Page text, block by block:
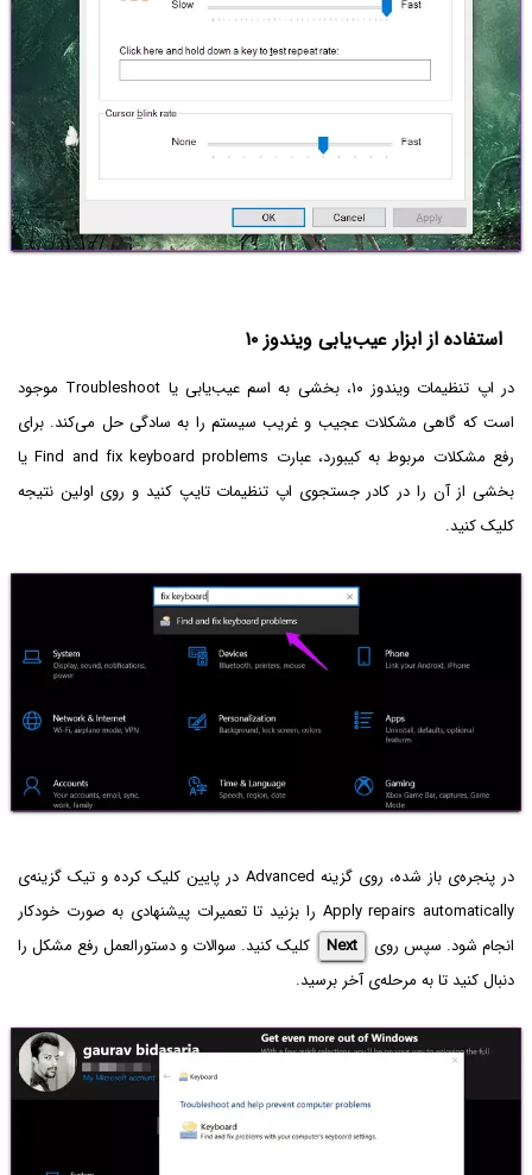
استفاده از ابزار عیب‌یابی ویندوز ۱۰
در اپ تنظیمات ویندوز ۱۰، بخشی به اسم عیب‌یابی یا Troubleshoot موجود
است که گاهی مشکلات عجیب و غریب سیستم را به سادگی حل می‌کند. برای
رفع مشکلات مربوط به کیبورد، عبارت Find and fix keyboard problems یا
بخشی از آن را در کادر جستجوی اپ تنظیمات تایپ کنید و روی اولین نتیجه
کلیک کنید.
در پنجره‌ی باز شده، روی گزینه Advanced در پایین کلیک کرده و تیک گزینه‌ی
Apply repairs automatically را بزنید تا تعمیرات پیشنهادی به صورت خودکار
انجام شود. سپس روی
Next
کلیک کنید. سوالات و دستورالعمل رفع مشکل را
دنبال کنید تا به مرحله‌ی آخر برسید.